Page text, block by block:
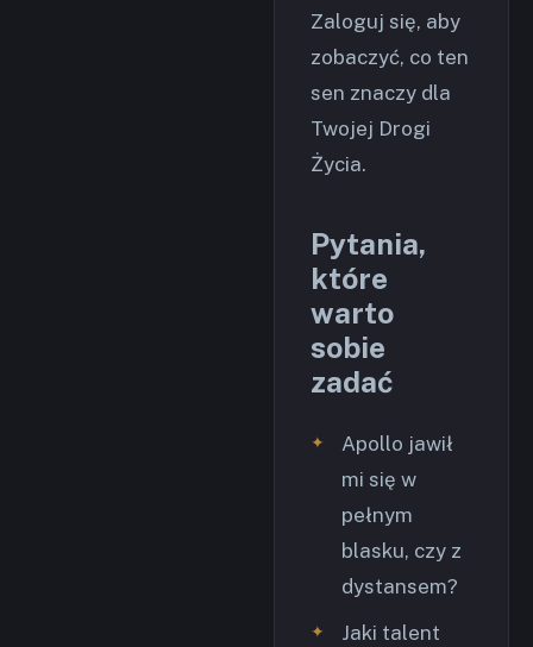
Zaloguj się, aby
zobaczyć, co ten
sen znaczy dla
Twojej Drogi
Życia.
Pytania,
które
warto
sobie
zadać
Apollo jawił
mi się w
pełnym
blasku, czy z
dystansem?
Jaki talent